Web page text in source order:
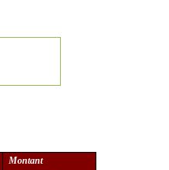
Montant